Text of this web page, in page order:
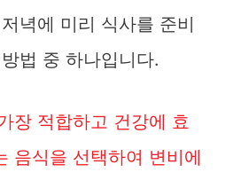
녁에 미리 식사를 준비
법 중 하나입니다.
장 적합하고 건강에 효
음식을 선택하여 변비에